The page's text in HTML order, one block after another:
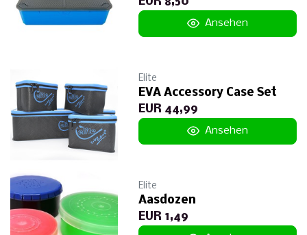
Ansehen
Elite
EVA Accessory Case Set
EUR 44,99
Ansehen
Elite
Aasdozen
EUR 1,49